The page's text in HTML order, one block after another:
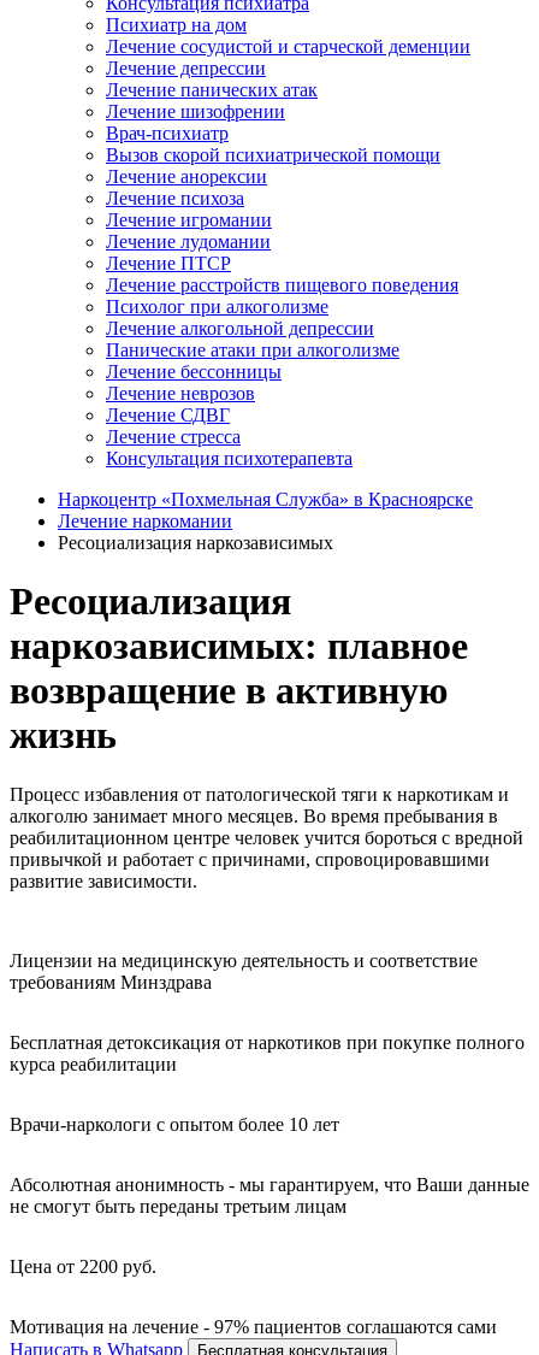
Психиатр на дом
Лечение сосудистой и старческой деменции
Лечение депрессии
Лечение панических атак
Лечение шизофрении
Врач-психиатр
Вызов скорой психиатрической помощи
Лечение анорексии
Лечение психоза
Лечение игромании
Лечение лудомании
Лечение ПТСР
Лечение расстройств пищевого поведения
Психолог при алкоголизме
Лечение алкогольной депрессии
Панические атаки при алкоголизме
Лечение бессонницы
Лечение неврозов
Лечение СДВГ
Лечение стресса
Консультация психотерапевта
Наркоцентр «Похмельная Служба» в Красноярске
Лечение наркомании
Ресоциализация наркозависимых
Ресоциализация
наркозависимых: плавное
возвращение в активную
жизнь
Процесс избавления от патологической тяги к наркотикам и
алкоголю занимает много месяцев. Во время пребывания в
реабилитационном центре человек учится бороться с вредной
привычкой и работает с причинами, спровоцировавшими
развитие зависимости.
Лицензии на медицинскую деятельность и соответствие
требованиям Минздрава
Бесплатная детоксикация от наркотиков при покупке полного
курса реабилитации
Врачи-наркологи с опытом более 10 лет
Абсолютная анонимность - мы гарантируем, что Ваши данные
не смогут быть переданы третьим лицам
Цена от 2200 руб.
Мотивация на лечение - 97% пациентов соглашаются сами
Написать в Whatsapp
Бесплатная консультация